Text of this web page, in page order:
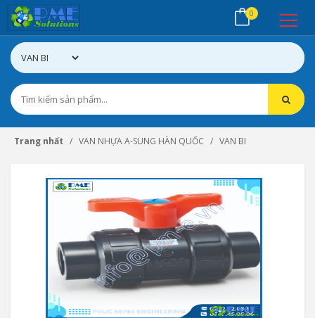
0
Trang nhất VAN NHỰA A-SUNG HÀN QUỐC VAN BI